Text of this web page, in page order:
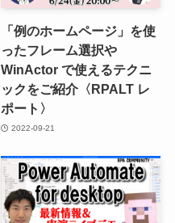
「例のホームページ」を使
ったフレーム選択や
WinActor で使えるテクニ
ックをご紹介〈RPALT レ
ポート〉
2022-09-21